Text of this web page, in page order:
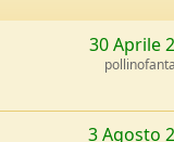
30 Aprile
3 Agosto